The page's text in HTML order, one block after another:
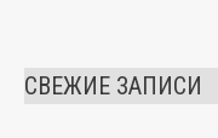
СВЕЖИЕ ЗАПИСИ